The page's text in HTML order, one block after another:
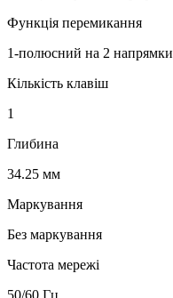
Функція перемикання
1-полюсний на 2 напрямки
Кількість клавіш
1
Глибина
34.25 мм
Маркування
Без маркування
Частота мережі
50/60 Гц